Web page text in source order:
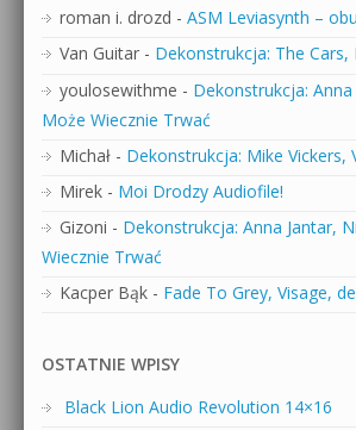
roman i. drozd - ASM Leviasynth –
Van Guitar - Dekonstrukcja: The Cars,
youlosewithme - Dekonstrukcja:
Może Wiecznie Trwać
Michał - Dekonstrukcja: Mike Vickers,
Mirek - Moi Drodzy Audiofile!
Gizoni - Dekonstrukcja: Anna Jantar,
Wiecznie Trwać
Kacper Bąk - Fade To Grey, Visage,
OSTATNIE WPISY
Black Lion Audio Revolution 14×16